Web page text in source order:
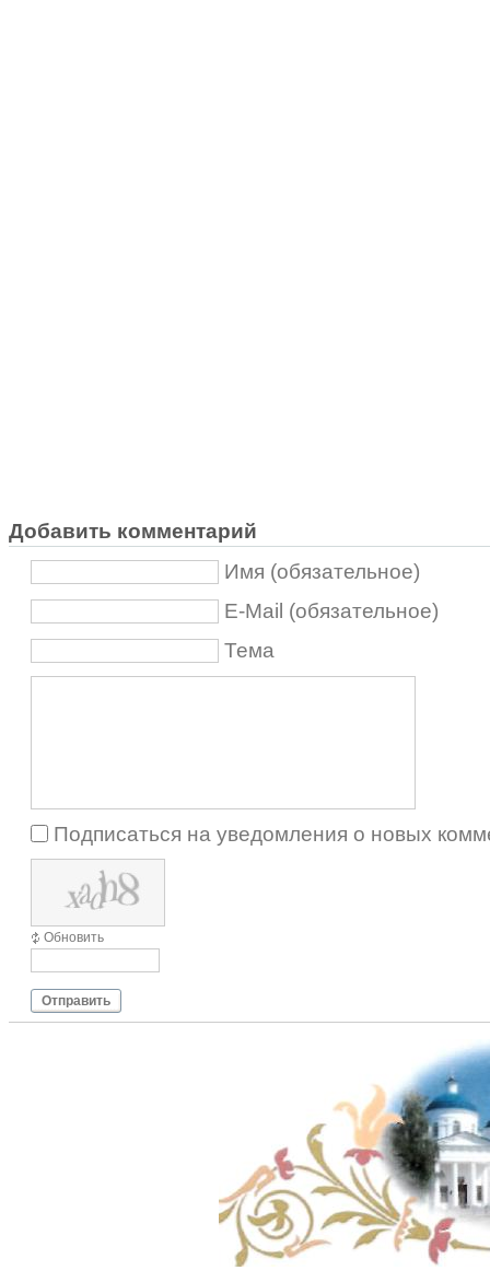
Добавить комментарий
Имя (обязательное)
E-Mail (обязательное)
Тема
Подписаться на уведомления о новых
Обновить
Отправить